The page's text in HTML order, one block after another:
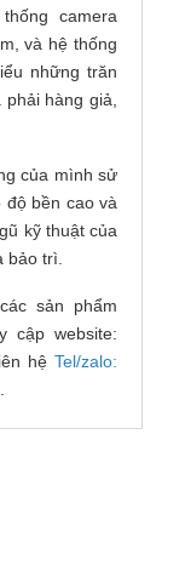
camera
và hệ thống
những trăn
hàng giả,
của mình sử
độ bền cao và
kỹ thuật của
bảo trì.
sản phẩm
cập website:
hệ Tel/zalo: